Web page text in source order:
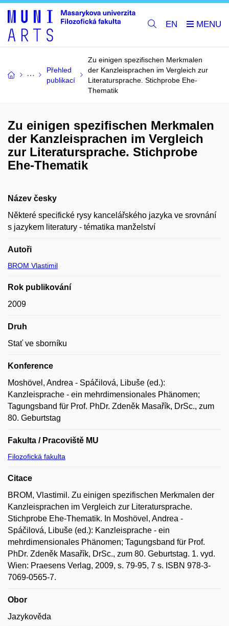
EN
Přehled
publikací
Zu einigen spezifischen Merkmalen
der Kanzleisprachen im Vergleich zur
Literatursprache. Stichprobe Ehe-
Thematik
Zu einigen spezifischen Merkmalen
der Kanzleisprachen im Vergleich
zur Literatursprache. Stichprobe
Ehe-Thematik
Název česky
Některé specifické rysy kancelářského jazyka ve srovnání
s jazykem literatury - tématika manželství
Autoři
BROM Vlastimil
Rok publikování
2009
Druh
Stať ve sborníku
Konference
Moshövel, Andrea - Spáčilová, Libuše (ed.):
Kanzleisprache - ein mehrdimensionales Phänomen;
Tagungsband für Prof. PhDr. Zdeněk Masařík, DrSc., zum
80. Geburtstag
Fakulta / Pracoviště MU
Filozofická fakulta
Citace
BROM, Vlastimil. Zu einigen spezifischen Merkmalen der
Kanzleisprachen im Vergleich zur Literatursprache.
Stichprobe Ehe-Thematik. In Moshövel, Andrea -
Spáčilová, Libuše (ed.): Kanzleisprache - ein
mehrdimensionales Phänomen; Tagungsband für Prof.
PhDr. Zdeněk Masařík, DrSc., zum 80. Geburtstag. 1. vyd.
Wien: Praesens Verlag, 2009, s. 79-95, 7 s. ISBN 978-3-
7069-0565-7.
Obor
Jazykověda